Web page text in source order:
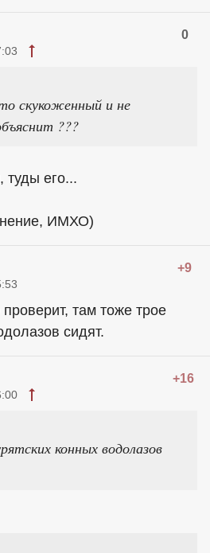
0
скукоженный и не
???
туды его...
ИМХО)
+9
там тоже трое
сидят.
+16
конных водолазов